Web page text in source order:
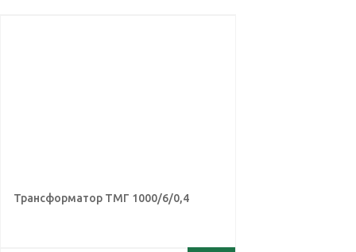
Трансформатор ТМГ 1000/6/0,4